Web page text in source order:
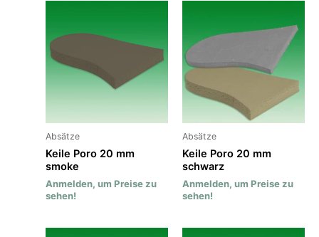
Absätze
Keile Poro 20 mm
smoke
Anmelden, um Preise zu
sehen!
Absätze
Keile Poro 20 mm
schwarz
Anmelden, um Preise zu
sehen!